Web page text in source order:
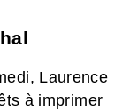
Laurence
à imprimer